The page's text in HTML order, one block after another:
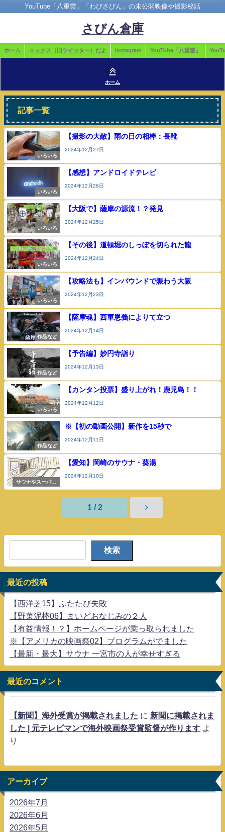
YouTube「八重雲」「わびさびん」の未公開映像や撮影秘話
さびん倉庫
ホーム エックス（旧ツイッター）だよ instagram YouTube「八重雲」
ホーム
記事一覧
いろいろ
【撮影の大敵】雨の日の相棒：長靴
2024年12月27日
いろいろ
【感想】アンドロイドテレビ
2024年12月26日
いろいろ
【大阪で】薩摩の源流！？発見
2024年12月25日
いろいろ
【その後】道頓堀のしっぽを切られた龍
2024年12月24日
いろいろ
【攻略法も】インバウンドで賑わう大阪
2024年12月23日
作品など
【薩摩魂】西軍恩義によりて立つ
2024年12月14日
作品など
【予告編】妙円寺詣り
2024年12月13日
いろいろ
【カンタン投票】盛り上がれ！鹿児島！！
2024年12月12日
作品など
※【初の動画公開】新作を15秒で
2024年12月11日
サウナやスーパー
銭湯
【愛知】岡崎のサウナ・葵湯
2024年12月10日
1 / 2
検索
最近の投稿
【西洋芝15】ふたたび失敗
【野菜泥棒06】まいどおなじみの２人
【有益情報！？】ホームページが乗っ取られました
※【アメリカの映画祭02】プログラムがでました
【最新・最大】サウナ 一宮市の人が幸せすぎる
最近のコメント
【新聞】海外受賞が掲載されました に 新聞に掲載されま
した | 元テレビマンで海外映画祭受賞監督が作ります よ
り
アーカイブ
2026年7月
2026年6月
2026年5月